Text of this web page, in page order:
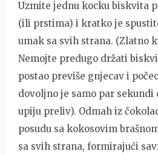
Uzmite jednu kocku biskvita
(ili prstima) i kratko je
umak sa svih strana. (Zlatno
Nemojte predugo držati
postao previše gnjecav i
dovoljno je samo par
upiju preliv). Odmah iz
posudu sa kokosovim
sa svih strana, formirajući